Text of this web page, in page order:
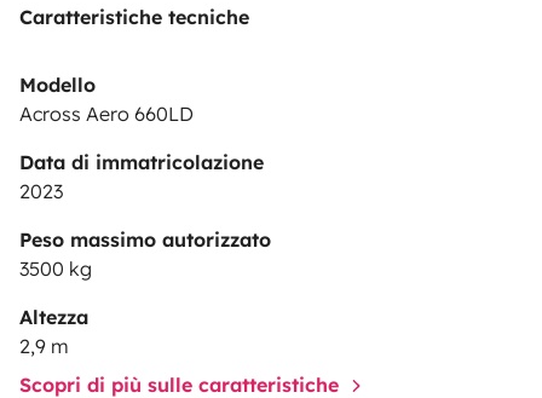
Caratteristiche tecniche
Modello
Across Aero 660LD
Data di immatricolazione
2023
Peso massimo autorizzato
3500 kg
Altezza
2,9 m
Scopri di più sulle caratteristiche